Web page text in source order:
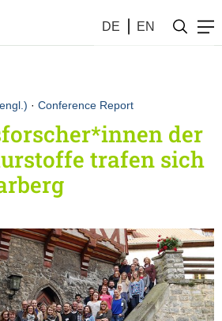
DE EN
· Conference Report
der
trafen sich